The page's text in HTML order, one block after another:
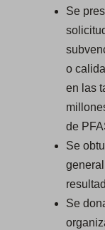
Se
o
en las
de
Se
Se